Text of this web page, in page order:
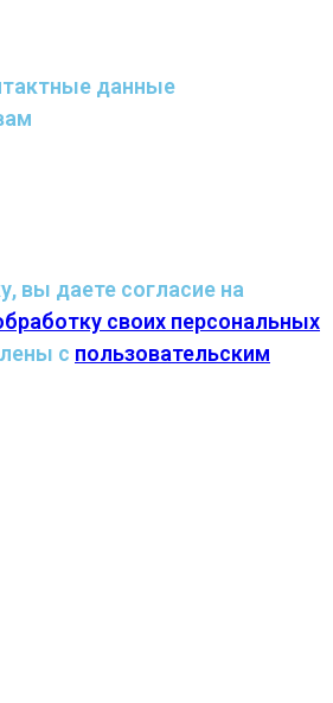
данные
вы даете согласие на
своих персональных
с пользовательским